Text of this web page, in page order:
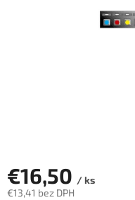
€16,50 / ks
€13,41 bez DPH